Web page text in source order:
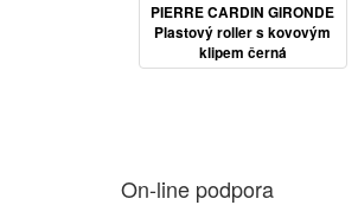
PIERRE CARDIN GIRONDE
Plastový roller s kovovým
klipem černá
On-line podpora